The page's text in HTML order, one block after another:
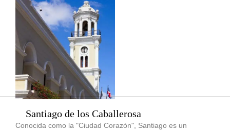
Santiago de los Caballerosa
Conocida como la "Ciudad Corazón", Santiago es un